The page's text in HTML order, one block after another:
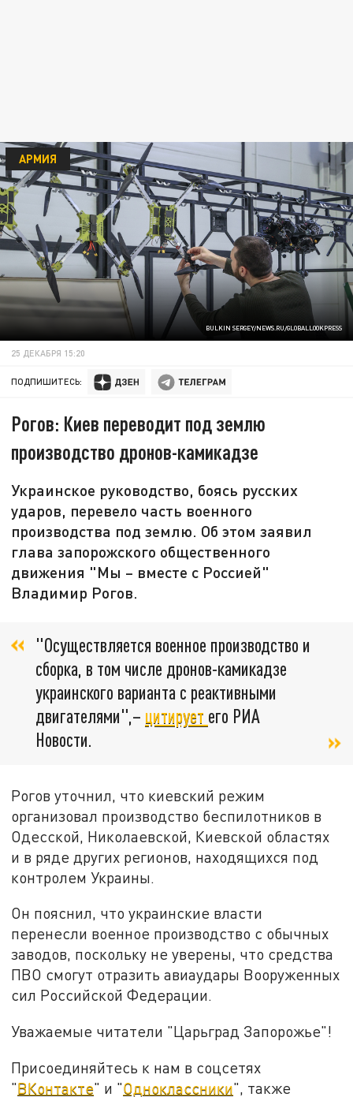
BULKIN SERGEY/NEWS.RU/GLOBALLOOKPRESS
АРМИЯ
25 ДЕКАБРЯ 15:20
ПОДПИШИТЕСЬ:
Рогов: Киев переводит под землю
производство дронов-камикадзе
Украинское руководство, боясь русских
ударов, перевело часть военного
производства под землю. Об этом заявил
глава запорожского общественного
движения "Мы – вместе с Россией"
Владимир Рогов.
"Осуществляется военное производство и
сборка, в том числе дронов-камикадзе
украинского варианта с реактивными
двигателями",– цитирует его РИА
Новости.
Рогов уточнил, что киевский режим
организовал производство беспилотников в
Одесской, Николаевской, Киевской областях
и в ряде других регионов, находящихся под
контролем Украины.
Он пояснил, что украинские власти
перенесли военное производство с обычных
заводов, поскольку не уверены, что средства
ПВО смогут отразить авиаудары Вооруженных
сил Российской Федерации.
Уважаемые читатели "Царьград Запорожье"!
Присоединяйтесь к нам в соцсетях
"ВКонтакте" и "Одноклассники", также